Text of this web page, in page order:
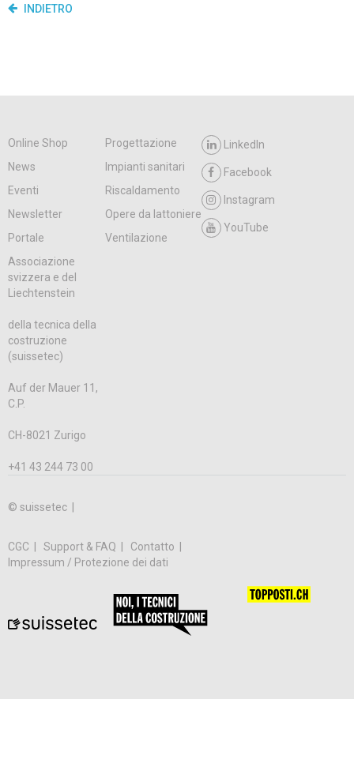
INDIETRO
Online Shop
Progettazione
News
Impianti sanitari
Eventi
Riscaldamento
Newsletter
Opere da lattoniere
Portale
Ventilazione
LinkedIn
Facebook
Instagram
YouTube
Associazione
svizzera e del
Liechtenstein
della tecnica della
costruzione
(suissetec)
Auf der Mauer 11,
C.P.
CH-8021 Zurigo
+41 43 244 73 00
© suissetec |
CGC Support & FAQ
Contatto
Impressum / Protezione dei dati